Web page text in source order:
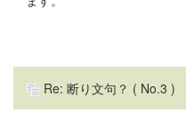
Re: 断り文句？ ( No.3 )